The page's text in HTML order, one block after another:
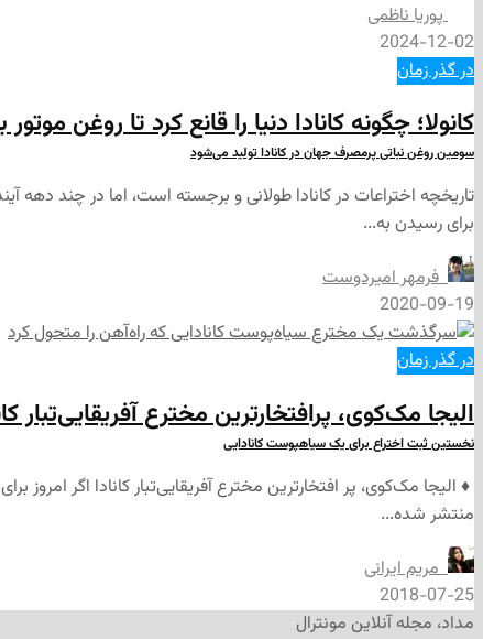
پوریا ناظمی
2024-12-02
در گذر زمان
کانولا؛ چگونه کانادا دنیا را قانع کرد تا روغن موتور
سومین روغن نباتی پرمصرف جهان در کانادا تولید می‌شود
تاریخچه اختراعات در کانادا طولانی و برجسته است، اما در چند دهه
برای رسیدن به...
‌ فرمهر امیردوست
2020-09-19
در گذر زمان
الیجا مک‌کوی، پرافتخارترین مخترع آفریقایی‌تبار
نخستین ثبت اختراع برای یک سیاهپوست کانادایی
♦️ الیجا مک‌کوی، پر افتخارترین مخترع آفریقایی‌تبار کانادا اگر
منتشر شده...
‌ مریم ایرانی
2018-07-25
مداد، مجله آنلاین مونترال